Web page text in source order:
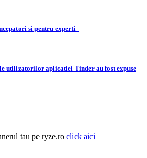
si pentru experti
utilizatorilor aplicatiei Tinder au fost expuse
tau pe ryze.ro click aici